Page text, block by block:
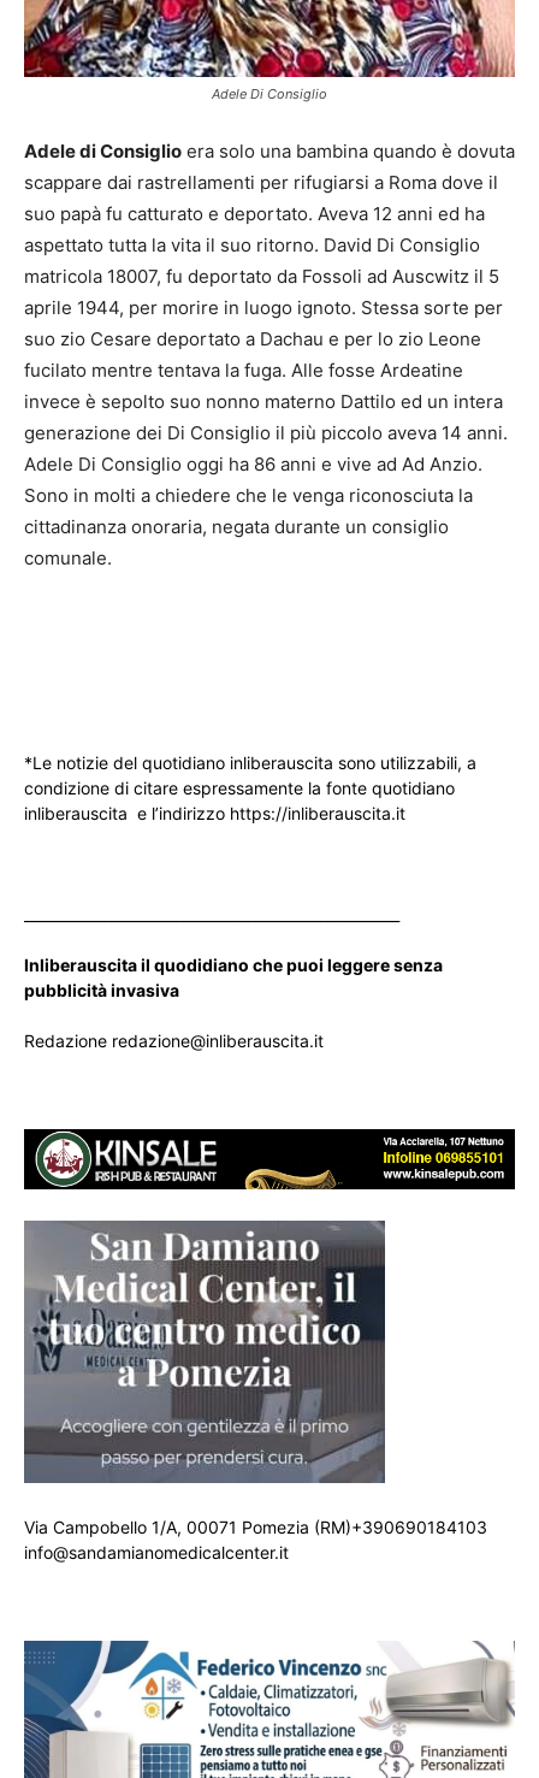
Adele Di Consiglio
Adele di Consiglio era solo una bambina quando è dovuta
scappare dai rastrellamenti per rifugiarsi a Roma dove il
suo papà fu catturato e deportato. Aveva 12 anni ed ha
aspettato tutta la vita il suo ritorno. David Di Consiglio
matricola 18007, fu deportato da Fossoli ad Auscwitz il 5
aprile 1944, per morire in luogo ignoto. Stessa sorte per
suo zio Cesare deportato a Dachau e per lo zio Leone
fucilato mentre tentava la fuga. Alle fosse Ardeatine
invece è sepolto suo nonno materno Dattilo ed un intera
generazione dei Di Consiglio il più piccolo aveva 14 anni.
Adele Di Consiglio oggi ha 86 anni e vive ad Ad Anzio.
Sono in molti a chiedere che le venga riconosciuta la
cittadinanza onoraria, negata durante un consiglio
comunale.
*Le notizie del quotidiano inliberauscita sono utilizzabili, a
condizione di citare espressamente la fonte quotidiano
inliberauscita e l’indirizzo https://inliberauscita.it
Inliberauscita il quodidiano che puoi leggere senza
pubblicità invasiva
Redazione redazione@inliberauscita.it
Via Campobello 1/A, 00071 Pomezia (RM)+390690184103
info@sandamianomedicalcenter.it